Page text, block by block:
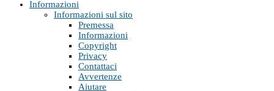
Informazioni
Informazioni sul sito
Premessa
Informazioni
Copyright
Privacy
Contattaci
Avvertenze
Aiutare